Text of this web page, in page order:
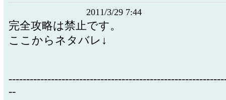
2011/3/29 7:44
完全攻略は禁止です。
ここからネタバレ↓
--